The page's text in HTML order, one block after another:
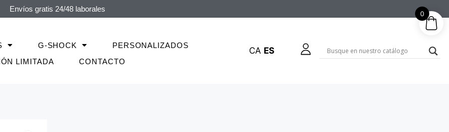
Envíos gratis 24/48 laborales
G-SHOCK
PERSONALIZADOS
LIMITADA
CONTACTO
CA ES
0